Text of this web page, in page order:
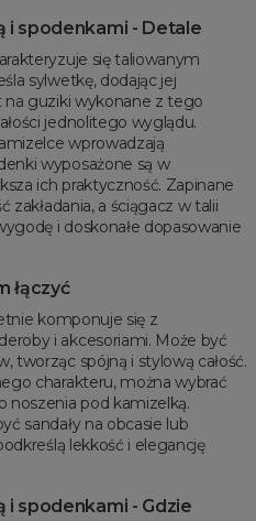
i spodenkami - Detale
się taliowanym
sylwetkę, dodając jej
na guziki wykonane z tego
jednolitego wyglądu.
wprowadzają
wyposażone są w
ich praktyczność. Zapinane
zakładania, a ściągacz w talii
i doskonałe dopasowanie
łączyć
komponuje się z
i akcesoriami. Może być
tworząc spójną i stylową całość.
charakteru, można wybrać
noszenia pod kamizelką.
sandały na obcasie lub
lekkość i elegancję
i spodenkami - Gdzie